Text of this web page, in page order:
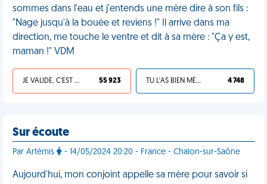
sommes dans l'eau et j'entends une mère dire à son fils :
"Nage jusqu'à la bouée et reviens !" Il arrive dans ma
direction, me touche le ventre et dit à sa mère : "Ça y est,
maman !" VDM
JE VALIDE, C'EST UNE VDM 55 923 TU L'AS BIEN MÉRITÉ 4 748
Sur écoute
Par Artémis - 14/05/2024 20:20 - France - Chalon-sur-Saône
Aujourd'hui, mon conjoint appelle sa mère pour savoir si